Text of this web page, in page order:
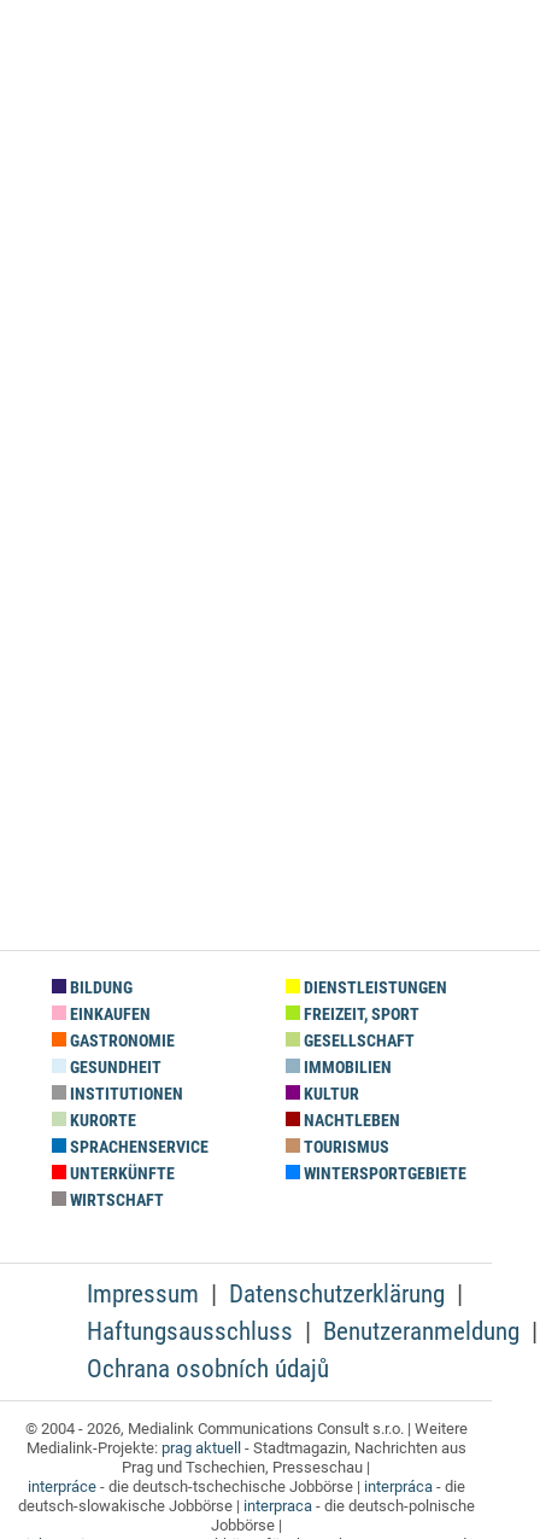
BILDUNG
DIENSTLEISTUNGEN
EINKAUFEN
FREIZEIT, SPORT
GASTRONOMIE
GESELLSCHAFT
GESUNDHEIT
IMMOBILIEN
INSTITUTIONEN
KULTUR
KURORTE
NACHTLEBEN
SPRACHENSERVICE
TOURISMUS
UNTERKÜNFTE
WINTERSPORTGEBIETE
WIRTSCHAFT
Impressum
Datenschutzerklärung
Haftungsausschluss
Benutzeranmeldung
Ochrana osobních údajů
© 2004 - 2026, Medialink Communications Consult s.r.o. | Weitere
Medialink-Projekte: prag aktuell - Stadtmagazin, Nachrichten aus
Prag und Tschechien, Presseschau |
interpráce- die deutsch-tschechische Jobbörse | interpráca- die
deutsch-slowakische Jobbörse | interpraca- die deutsch-polnische
Jobbörse |